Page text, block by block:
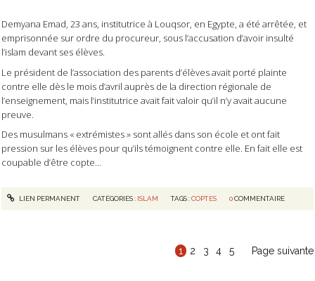
Demyana Emad, 23 ans, institutrice à Louqsor, en Egypte, a été arrêtée, et
emprisonnée sur ordre du procureur, sous l’accusation d’avoir insulté
l’islam devant ses élèves.
Le président de l’association des parents d’élèves avait porté plainte
contre elle dès le mois d’avril auprès de la direction régionale de
l’enseignement, mais l’institutrice avait fait valoir qu’il n’y avait aucune
preuve.
Des musulmans « extrémistes » sont allés dans son école et ont fait
pression sur les élèves pour qu’ils témoignent contre elle. En fait elle est
coupable d’être copte…
LIEN PERMANENT CATÉGORIES : ISLAM TAGS :COPTES 0 COMMENTAIRE
1 2 3 4 5 Page suivante